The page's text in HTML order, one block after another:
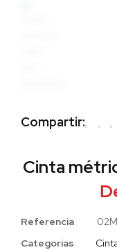
Cinta
Referencia
Categorias
Compartir: